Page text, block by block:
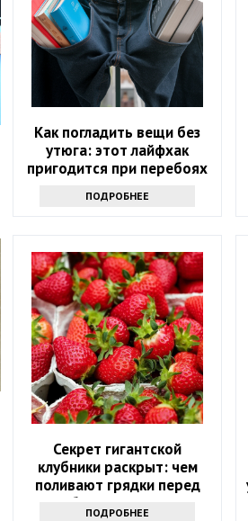
Как погладить вещи без
утюга: этот лайфхак
пригодится при перебоях
ПОДРОБНЕЕ
Секрет гигантской
клубники раскрыт: чем
поливают грядки перед
сбором урожая
ПОДРОБНЕЕ